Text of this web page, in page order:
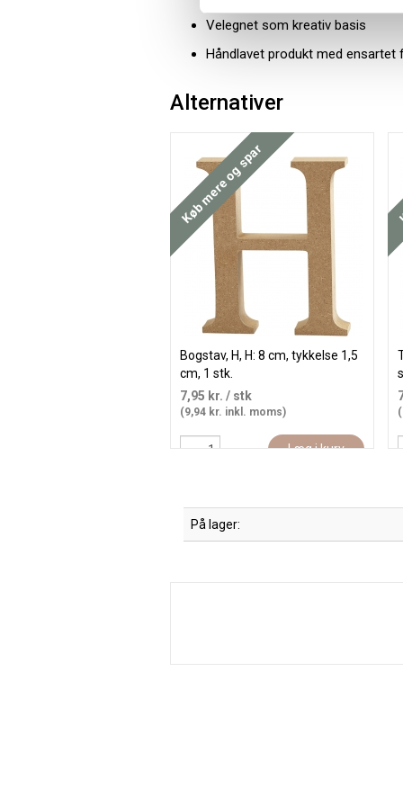
Velegnet som kreativ basis
Håndlavet produkt med ensartet
Alternativer
Køb mere og spar
Bogstav, H, H: 8 cm, tykkelse 1,5
cm, 1 stk.
7,95 kr. / stk
(9,94 kr. inkl. moms)
Læg i kurv
På lager: